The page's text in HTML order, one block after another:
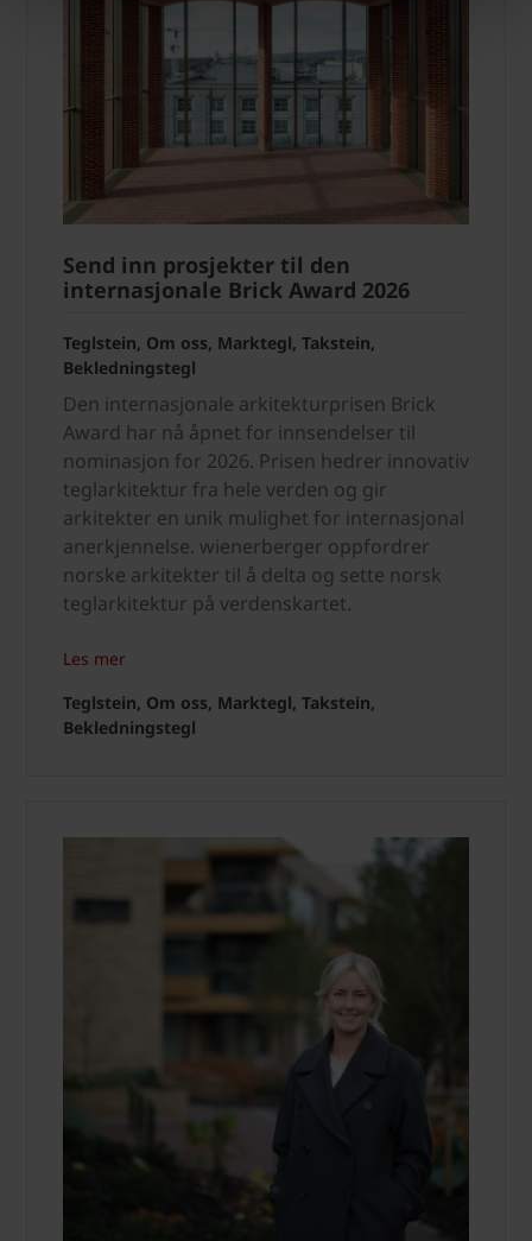
Send inn prosjekter til den
internasjonale Brick Award 2026
Teglstein, Om oss, Marktegl, Takstein,
Bekledningstegl
Den internasjonale arkitekturprisen Brick
Award har nå åpnet for innsendelser til
nominasjon for 2026. Prisen hedrer innovativ
teglarkitektur fra hele verden og gir
arkitekter en unik mulighet for internasjonal
anerkjennelse. wienerberger oppfordrer
norske arkitekter til å delta og sette norsk
teglarkitektur på verdenskartet.
Les mer
Teglstein, Om oss, Marktegl, Takstein,
Bekledningstegl